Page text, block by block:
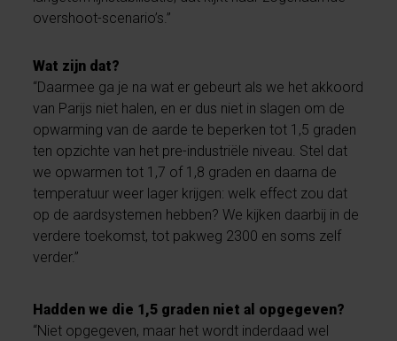
overshoot-scenario’s.”
Wat zijn dat?
“Daarmee ga je na wat er gebeurt als we het akkoord
van Parijs niet halen, en er dus niet in slagen om de
opwarming van de aarde te beperken tot 1,5 graden
ten opzichte van het pre-industriële niveau. Stel dat
we opwarmen tot 1,7 of 1,8 graden en daarna de
temperatuur weer lager krijgen: welk effect zou dat
op de aardsystemen hebben? We kijken daarbij in de
verdere toekomst, tot pakweg 2300 en soms zelf
verder.”
Hadden we die 1,5 graden niet al opgegeven?
“Niet opgegeven, maar het wordt inderdaad wel